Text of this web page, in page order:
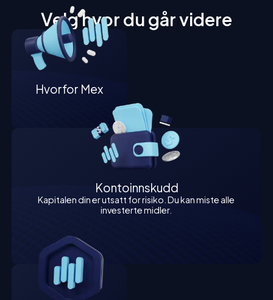
Velg hvor du går videre
Hvorfor Mex
Kontoinnskudd
Kapitalen din er utsatt for risiko. Du kan miste alle
investerte midler.